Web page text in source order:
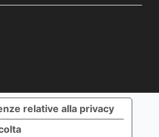
relative alla privacy